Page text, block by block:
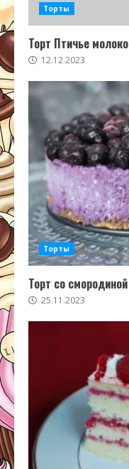
Торты
Торт Птичье молоко
12.12.2023
Торты
Торт со смородиной
25.11.2023